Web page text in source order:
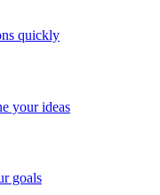
quickly
your ideas
goals